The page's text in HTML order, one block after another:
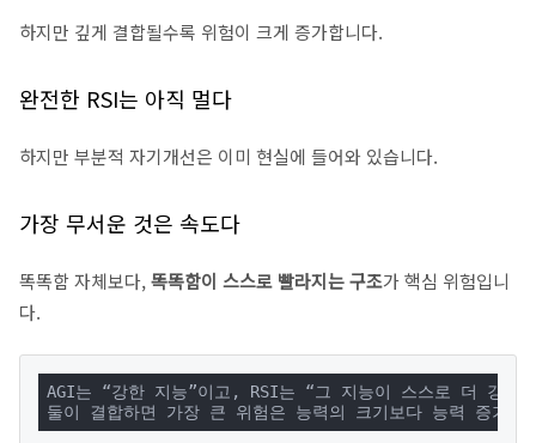
하지만 깊게 결합될수록 위험이 크게 증가합니다.
완전한 RSI는 아직 멀다
하지만 부분적 자기개선은 이미 현실에 들어와 있습니다.
가장 무서운 것은 속도다
똑똑함 자체보다,똑똑함이 스스로 빨라지는 구조가 핵심 위험입니
다.
AGI는 “강한 지능”이고, RSI는 “그 지능이 스스로 더 강해
둘이 결합하면 가장 큰 위험은 능력의 크기보다 능력 증가